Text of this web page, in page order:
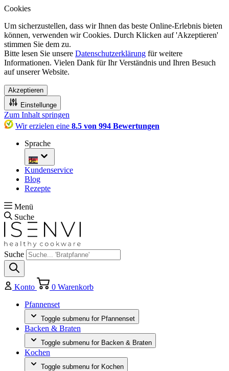
Cookies
Um sicherzustellen, dass wir Ihnen das beste Online-Erlebnis bieten
können, verwenden wir Cookies. Durch Klicken auf 'Akzeptieren'
stimmen Sie dem zu.
Bitte lesen Sie unsere Datenschutzerklärung für weitere
Informationen. Vielen Dank für Ihr Verständnis und Ihren Besuch
auf unserer Website.
Akzeptieren
Einstellunge
Zum Inhalt springen
Wir erzielen eine 8.5 von 994 Bewertungen
Sprache
de
Kundenservice
Blog
Rezepte
Menü
Suche
Suche
Konto 0 Warenkorb
Pfannenset
Toggle submenu for Pfannenset
Backen & Braten
Toggle submenu for Backen & Braten
Kochen
Toggle submenu for Kochen